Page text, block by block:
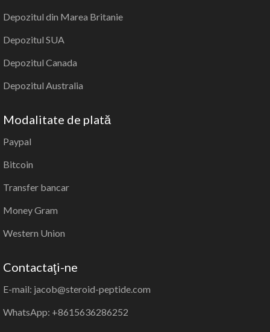
Depozitul din Marea Britanie
Depozitul SUA
Depozitul Canada
Depozitul Australia
Modalitate de plată
Paypal
Bitcoin
Transfer bancar
Money Gram
Western Union
Contactaţi-ne
E-mail: jacob@steroid-peptide.com
WhatsApp: +8615636286252